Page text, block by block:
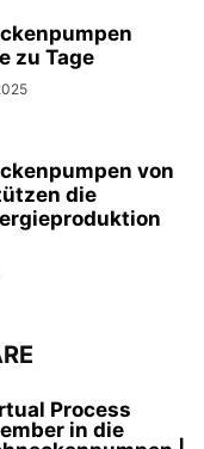
zu Tage
von
die
Process
in die